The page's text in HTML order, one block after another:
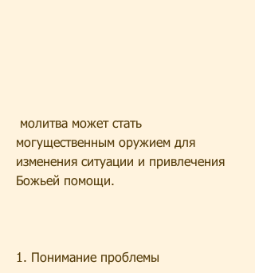
могущественным оружием для
изменения ситуации и привлечения
Божьей помощи.
1. Понимание проблемы